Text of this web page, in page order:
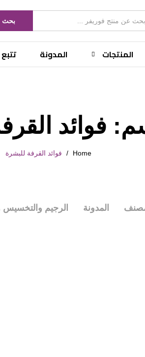
بحث
المنتجات المدونة
فوائد
Home
/ فوائد القرفة للبشرة
المدونة الرجيم والتخسيس